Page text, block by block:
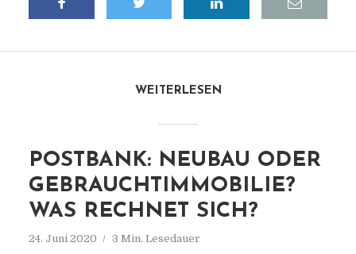
WEITERLESEN
POSTBANK: NEUBAU ODER
GEBRAUCHTIMMOBILIE?
WAS RECHNET SICH?
24. Juni 2020 3 Min. Lesedauer